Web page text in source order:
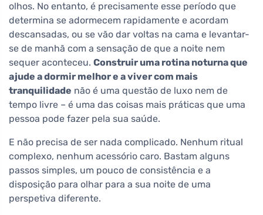
olhos. No entanto, é precisamente esse período que
determina se adormecem rapidamente e acordam
descansadas, ou se vão dar voltas na cama e levantar-
se de manhã com a sensação de que a noite nem
sequer aconteceu. Construir uma rotina noturna que
ajude a dormir melhor e a viver com mais
tranquilidade não é uma questão de luxo nem de
tempo livre – é uma das coisas mais práticas que uma
pessoa pode fazer pela sua saúde.
E não precisa de ser nada complicado. Nenhum ritual
complexo, nenhum acessório caro. Bastam alguns
passos simples, um pouco de consistência e a
disposição para olhar para a sua noite de uma
perspetiva diferente.